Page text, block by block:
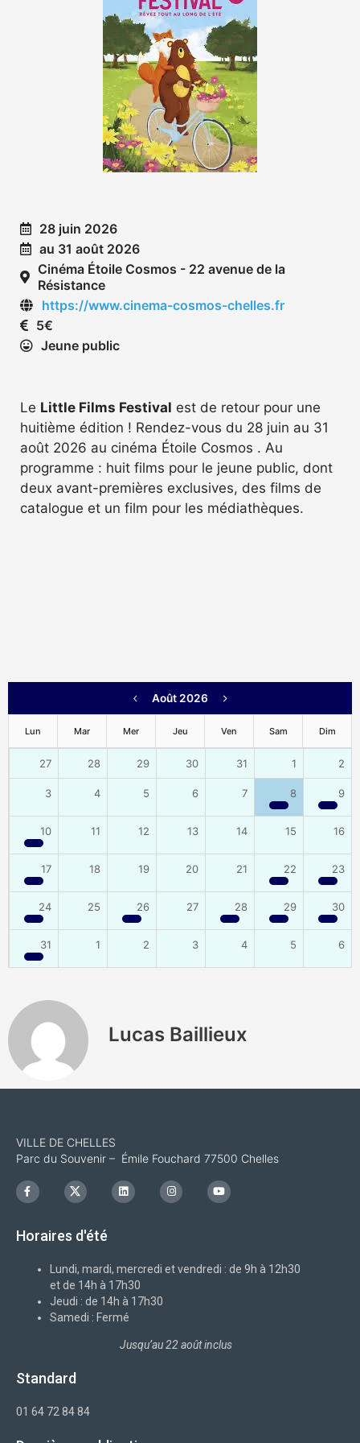
28 juin 2026
au 31 août 2026
Cinéma Étoile Cosmos - 22 avenue de la
Résistance
https://www.cinema-cosmos-chelles.fr
5€
Jeune public
Le Little Films Festival est de retour pour une
huitième édition ! Rendez-vous du 28 juin au 31
août 2026 au cinéma Étoile Cosmos . Au
programme : huit films pour le jeune public, dont
deux avant-premières exclusives, des films de
catalogue et un film pour les médiathèques.
Août 2026
Lun Mar Mer Jeu Ven Sam Dim
27 28 29 30 31 1 2
3 4 5 6 7 8 9
10 11 12 13 14 15 16
17 18 19 20 21 22 23
24 25 26 27 28 29 30
31 1 2 3 4 5 6
Lucas Baillieux
VILLE DE CHELLES
Parc du Souvenir – Émile Fouchard 77500 Chelles
F
a
c
o
I
c
o
x
L
i
n
I
n
s
m
Y
o
u
Horaires d'été
Lundi, mardi, mercredi et vendredi : de 9h à 12h30
et de 14h à 17h30
Jeudi : de 14h à 17h30
Samedi : Fermé
Jusqu’au 22 août inclus
Standard
01 64 72 84 84